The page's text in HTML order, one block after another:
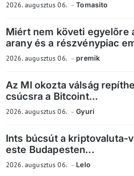
2026. augusztus 06. Tomasito
Miért nem követi egyelőre
arany és a részvénypiac
2026. augusztus 06. premik
Az MI okozta válság
csúcsra a Bitcoint...
2026. augusztus 06. Gyuri
Ints búcsút a kriptovaluta-
este Budapesten...
2026. augusztus 06. Lelo